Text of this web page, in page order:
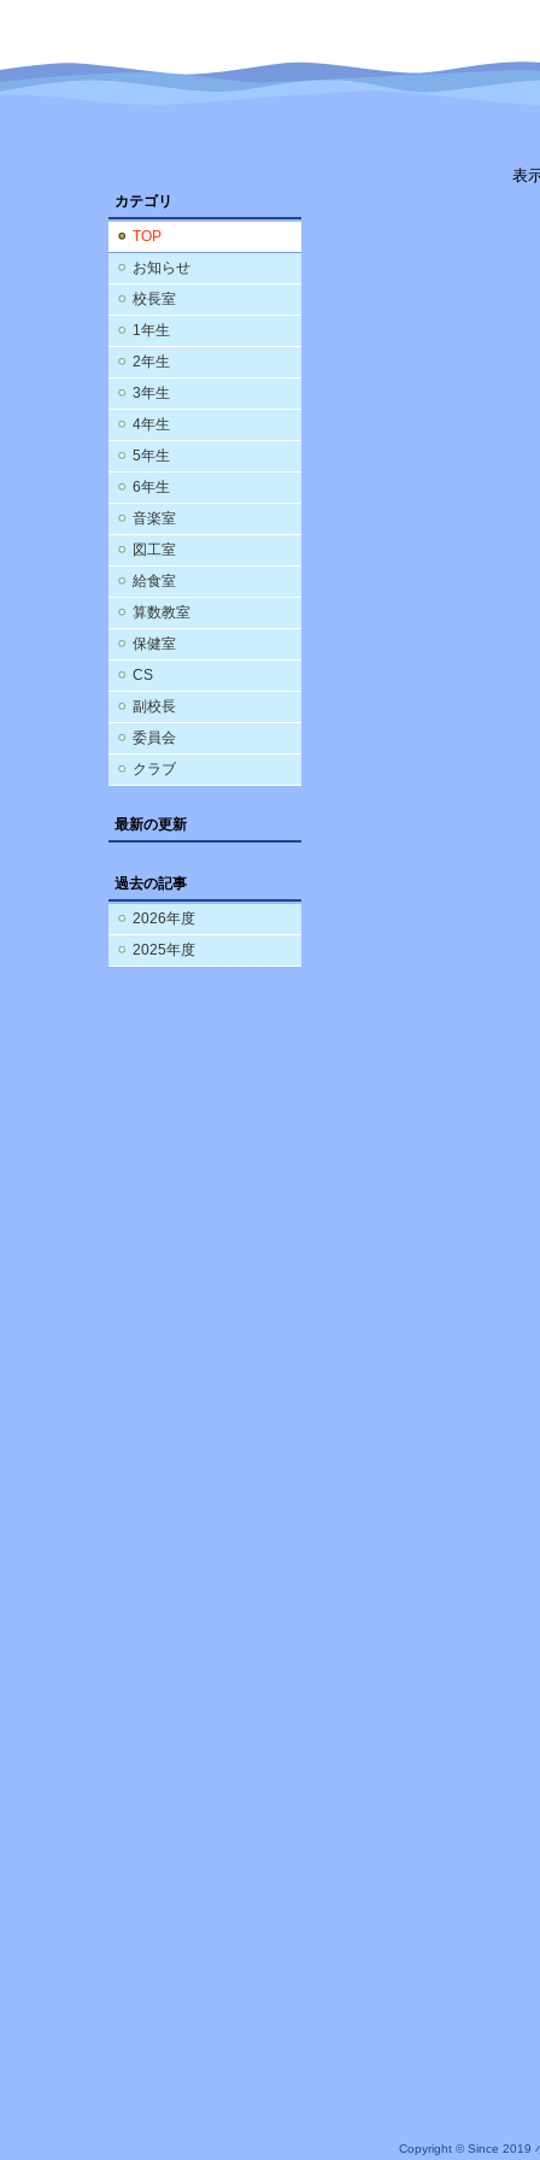
カテゴリ
TOP
お知らせ
校長室
1年生
2年生
3年生
4年生
5年生
6年生
音楽室
図工室
給食室
算数教室
保健室
CS
副校長
委員会
クラブ
最新の更新
過去の記事
2026年度
2025年度
表
Copyright © Since 2019